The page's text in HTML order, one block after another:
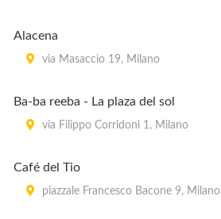
Alacena
via Masaccio 19, Milano
Ba-ba reeba - La plaza del sol
via Filippo Corridoni 1, Milano
Café del Tio
piazzale Francesco Bacone 9, Milano